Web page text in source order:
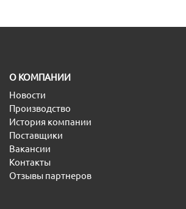
O КОМПАНИИ
Новости
Производство
История компании
Поставщики
Вакансии
Контакты
Отзывы партнеров